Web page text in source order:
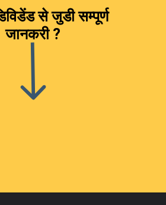
से जुडी सम्पूर्ण
जानकरी ?